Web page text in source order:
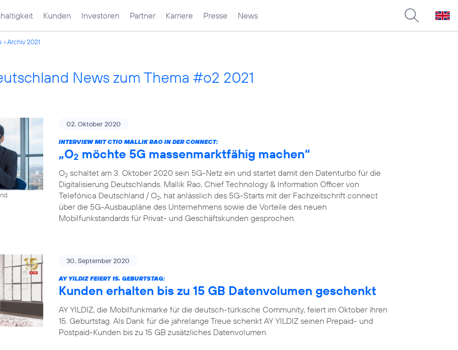
Kunden Investoren Partner Karriere Presse News
Archiv 2021
News zum Thema #o2 2021
02. Oktober 2020
INTERVIEW MIT CTIO MALLIK RAO IN DER CONNECT:
„O2 möchte 5G massenmarktfähig machen“
O2 schaltet am 3. Oktober 2020 sein 5G-Netz ein und startet damit den Datenturbo für die
Digitalisierung Deutschlands. Mallik Rao, Chief Technology & Information Officer von
Telefónica Deutschland / O2, hat anlässlich des 5G-Starts mit der Fachzeitschrift connect
über die 5G-Ausbaupläne des Unternehmens sowie die Vorteile des neuen
Mobilfunkstandards für Privat- und Geschäftskunden gesprochen.
30. September 2020
AY YILDIZ FEIERT 15. GEBURTSTAG:
Kunden erhalten bis zu 15 GB Datenvolumen geschenkt
AY YILDIZ, die Mobilfunkmarke für die deutsch-türkische Community, feiert im Oktober ihren
15. Geburtstag. Als Dank für die jahrelange Treue schenkt AY YILDIZ seinen Prepaid- und
Postpaid-Kunden bis zu 15 GB zusätzliches Datenvolumen.